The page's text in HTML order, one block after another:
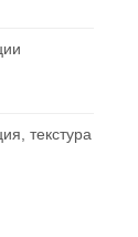
текстура